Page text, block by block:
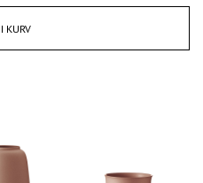
KURV